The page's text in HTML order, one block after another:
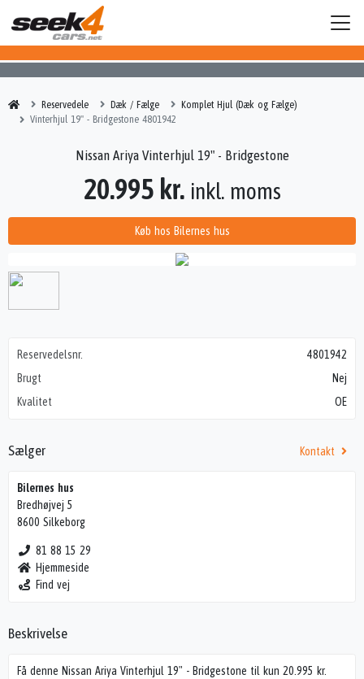
Reservedele Dæk / Fælge
Komplet Hjul (Dæk og Fælge)
Vinterhjul 19" - Bridgestone 4801942
20.995 kr. inkl. moms
Køb hos Bilernes hus
Reservedelsnr.
4801942
Brugt
Nej
Kvalitet
OE
Sælger Kontakt
Bilernes hus
Bredhøjvej 5
8600 Silkeborg
81 88 15 29
Hjemmeside
Find vej
Nissan Ariya Vinterhjul 19" - Bridgestone
Beskrivelse
Få denne Nissan Ariya Vinterhjul 19" - Bridgestone til kun 20.995 kr.